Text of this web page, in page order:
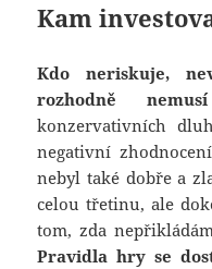
Kam
Kdo neriskuje,
rozhodně
konzervativních
negativní
nebyl také dobře a
celou třetinu, ale
tom, zda
Pravidla hry se